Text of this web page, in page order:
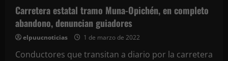
accidentes
Carretera estatal tramo Muna-Opichén, en completo
abandono, denuncian guiadores
elpuucnoticias 1 de marzo de 2022
Conductores que transitan a diario por la carretera